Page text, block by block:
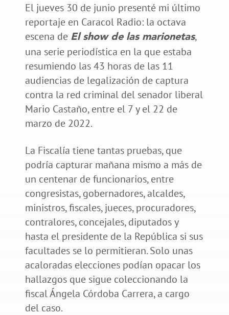
El jueves 30 de junio presenté mi último
reportaje en Caracol Radio: la octava
escena de El show de las marionetas,
una serie periodística en la que estaba
resumiendo las 43 horas de las 11
audiencias de legalización de captura
contra la red criminal del senador liberal
Mario Castaño, entre el 7 y el 22 de
marzo de 2022.
La Fiscalía tiene tantas pruebas, que
podría capturar mañana mismo a más de
un centenar de funcionarios, entre
congresistas, gobernadores, alcaldes,
ministros, fiscales, jueces, procuradores,
contralores, concejales, diputados y
hasta el presidente de la República si sus
facultades se lo permitieran. Solo unas
acaloradas elecciones podían opacar los
hallazgos que sigue coleccionando la
fiscal Ángela Córdoba Carrera, a cargo
del caso.